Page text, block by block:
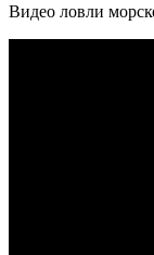
Видео ловли